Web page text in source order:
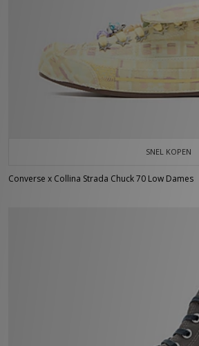
SNEL KOPEN
Converse x Collina Strada Chuck 70 Low Dames